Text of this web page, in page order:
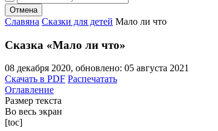
Отмена
Славяна Сказки для детей Мало ли что
Сказка «Мало ли что»
08 декабря 2020, обновлено: 05 августа 2021
Скачать в PDF Распечатать
Оглавление
Размер текста
Во весь экран
[toc]